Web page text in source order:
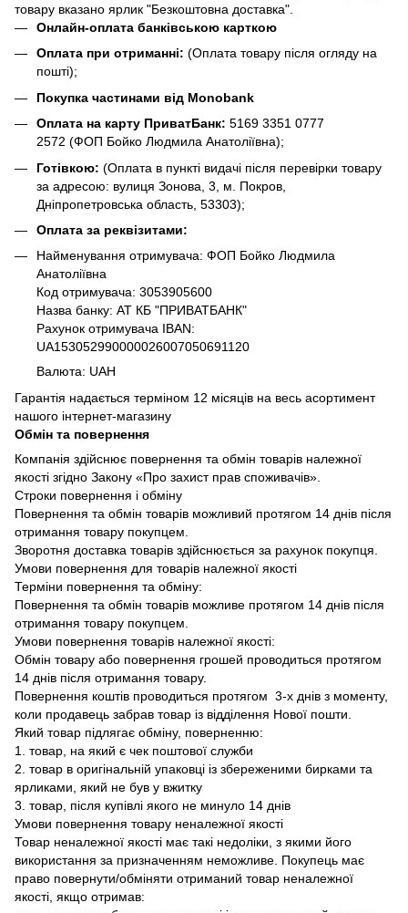
товару вказано ярлик "Безкоштовна доставка".
Онлайн-оплата банківською карткою
Оплата при отриманні: (Оплата товару після огляду на
пошті);
Покупка частинами від Monobank
Оплата на карту ПриватБанк: 5169 3351 0777
2572 (ФОП Бойко Людмила Анатоліївна);
Готівкою: (Оплата в пункті видачі після перевірки товару
за адресою: вулиця Зонова, 3, м. Покров,
Дніпропетровська область, 53303);
Оплата за реквізитами:
Найменування отримувача: ФОП Бойко Людмила
Анатоліївна
Код отримувача: 3053905600
Назва банку: АТ КБ "ПРИВАТБАНК"
Рахунок отримувача IBAN:
UA153052990000026007050691120
Валюта: UAH
Гарантія надається терміном 12 місяців на весь асортимент
нашого інтернет-магазину
Обмін та повернення
Компанія здійснює повернення та обмін товарів належної
якості згідно Закону «Про захист прав споживачів».
Строки повернення і обміну
Повернення та обмін товарів можливий протягом 14 днів після
отримання товару покупцем.
Зворотня доставка товарів здійснюється за рахунок покупця.
Умови повернення для товарів належної якості
Терміни повернення та обміну:
Повернення та обмін товарів можливе протягом 14 днів після
отримання товару покупцем.
Умови повернення товарів належної якості:
Обмін товару або повернення грошей проводиться протягом
14 днів після отримання товару.
Повернення коштів проводиться протягом 3-х днів з моменту,
коли продавець забрав товар із відділення Нової пошти.
Який товар підлягає обміну, поверненню:
1. товар, на який є чек поштової служби
2. товар в оригінальній упаковці із збереженими бирками та
ярликами, який не був у вжитку
3. товар, після купівлі якого не минуло 14 днів
Умови повернення товару неналежної якості
Товар неналежної якості має такі недоліки, з якими його
використання за призначенням неможливе. Покупець має
право повернути/обміняти отриманий товар неналежної
якості, якщо отримав: